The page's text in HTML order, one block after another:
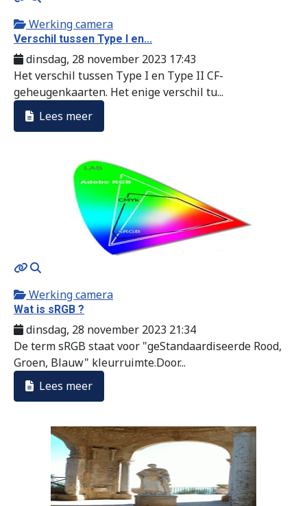
Werking camera
Verschil tussen Type I en...
dinsdag, 28 november 2023 17:43
Het verschil tussen Type I en Type II CF-
geheugenkaarten. Het enige verschil tu...
Lees meer
MOD_JTCS_VIEW_ARTICLE_LINK
Werking camera
Wat is sRGB ?
dinsdag, 28 november 2023 21:34
De term sRGB staat voor "geStandaardiseerde Rood,
Groen, Blauw" kleurruimte.Door...
Lees meer